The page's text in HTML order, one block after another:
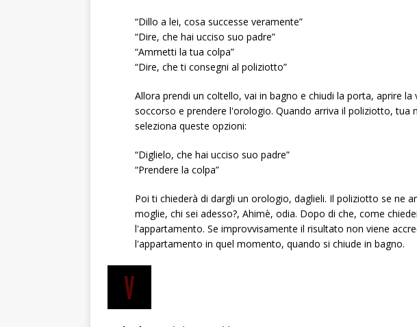
“Dillo a lei, cosa successe veramente”
“Dire, che hai ucciso suo padre”
“Ammetti la tua colpa”
“Dire, che ti consegni al poliziotto”
Allora prendi un coltello, vai in bagno e chiudi la porta, aprire
soccorso e prendere l'orologio. Quando arriva il poliziotto, tua
seleziona queste opzioni:
“Diglielo, che hai ucciso suo padre”
“Prendere la colpa”
Poi ti chiederà di dargli un orologio, daglieli. Il poliziotto se ne
moglie, chi sei adesso?, Ahimè, odia. Dopo di che, come
l'appartamento. Se improvvisamente il risultato non viene
l'appartamento in quel momento, quando si chiude in bagno.